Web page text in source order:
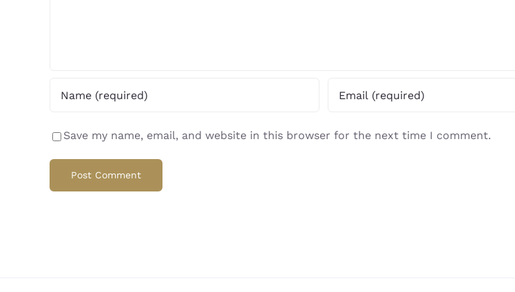
Save my name, email, and website in this browser for the next time I comment.